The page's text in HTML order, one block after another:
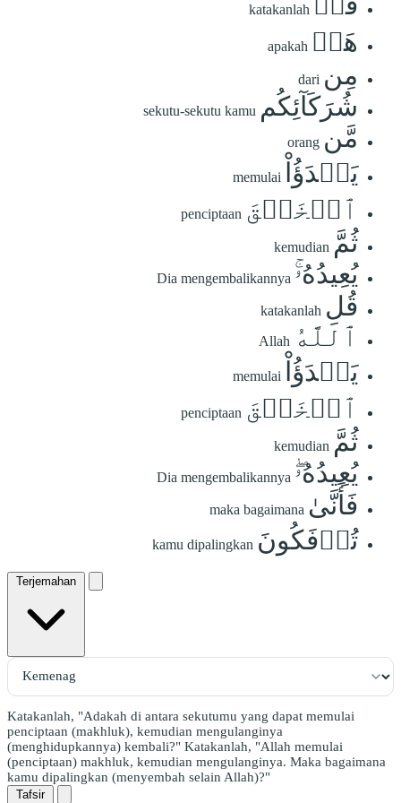
katakanlah
هَلۡ apakah
مِن dari
شُرَكَآئِكُم sekutu-sekutu kamu
مَّن orang
يَبۡدَؤُاْ memulai
ٱلۡخَلۡقَ penciptaan
ثُمَّ kemudian
يُعِيدُهُۥۚ Dia mengembalikannya
قُلِ katakanlah
ٱللَّهُ Allah
يَبۡدَؤُاْ memulai
ٱلۡخَلۡقَ penciptaan
ثُمَّ kemudian
يُعِيدُهُۥۖ Dia mengembalikannya
فَأَنَّىٰ maka bagaimana
تُؤۡفَكُونَ kamu dipalingkan
Terjemahan
Katakanlah, "Adakah di antara sekutumu yang dapat memulai
penciptaan (makhluk), kemudian mengulanginya
(menghidupkannya) kembali?" Katakanlah, "Allah memulai
(penciptaan) makhluk, kemudian mengulanginya. Maka bagaimana
kamu dipalingkan (menyembah selain Allah)?"
Tafsir